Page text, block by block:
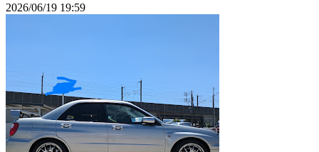
2026/06/19 19:59